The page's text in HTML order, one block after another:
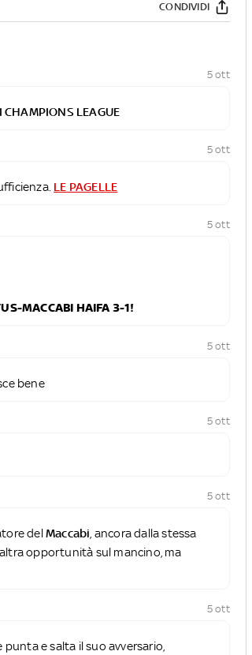
CONDIVIDI
5 ott
CHAMPIONS LEAGUE
5 ott
LE PAGELLE
5 ott
MACCABI HAIFA 3-1!
5 ott
bene
5 ott
5 ott
delMaccabi , ancora dalla stessa
opportunità sul mancino, ma
5 ott
e salta il suo avversario,